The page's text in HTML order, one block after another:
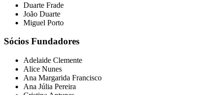
Duarte Frade
João Duarte
Miguel Porto
Sócios Fundadores
Adelaide Clemente
Alice Nunes
Ana Margarida Francisco
Ana Júlia Pereira